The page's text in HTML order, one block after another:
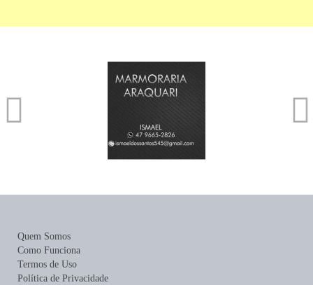
Quem Somos
Como Funciona
Termos de Uso
Política de Privacidade